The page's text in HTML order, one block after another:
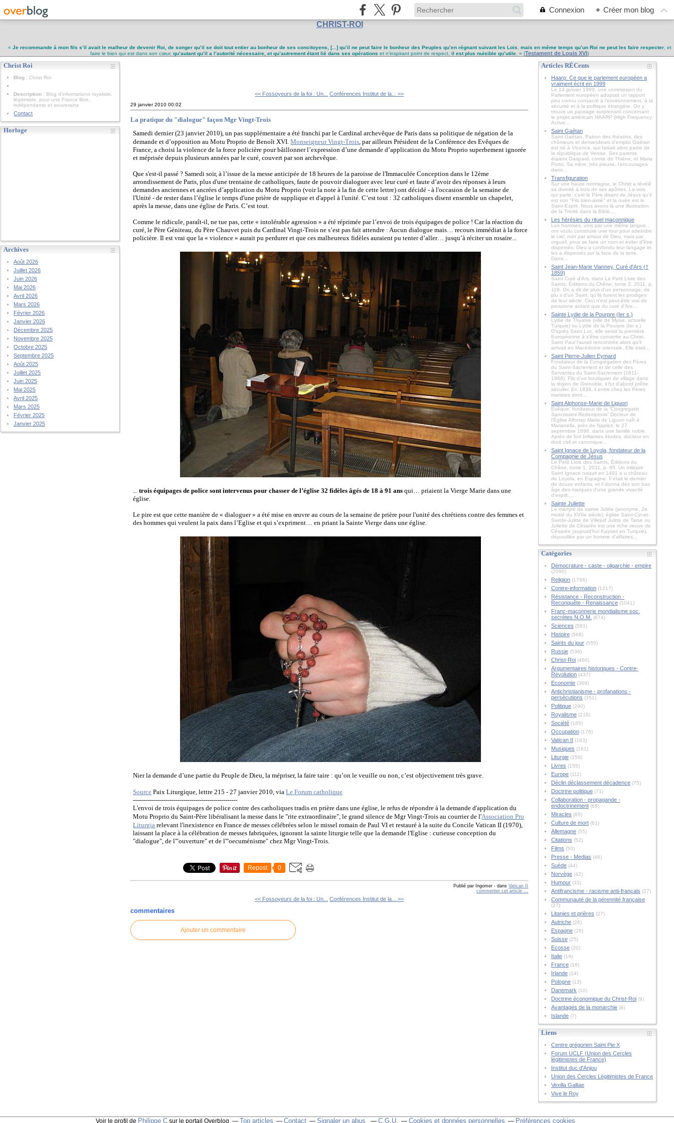
Connexion + Créer mon blog
CHRIST-ROI
« Je recommande à mon fils s’il avait le malheur de devenir Roi, de songer qu’il se doit tout entier au bonheur de ses concitoyens, [...] qu’il ne peut faire le bonheur des Peuples qu’en régnant suivant les Lois mais en même temps qu’un Roi ne peut les faire respecter, et
faire le bien qui est dans son cœur, qu’autant qu’il a l’autorité nécessaire, et qu’autrement étant lié dans ses opérations et n’inspirant point de respect, il est plus nuisible qu’utile . » (Testament de Louis XVI)
Christ Roi
Blog : Christ Roi
Description : Blog d'informations royaliste,
légitimiste, pour une France libre,
indépendante et souveraine
Contact
Horloge
Archives
Août 2026
Juillet 2026
Juin 2026
Mai 2026
Avril 2026
Mars 2026
Février 2026
Janvier 2026
Décembre 2025
Novembre 2025
Octobre 2025
Septembre 2025
Août 2025
Juillet 2025
Juin 2025
Mai 2025
Avril 2025
Mars 2025
Février 2025
Janvier 2025
<< Fossoyeurs de la foi : Un... Conférences Institut de la... >>
29 janvier 2010 00:02
La pratique du "dialogue" façon Mgr Vingt-Trois
Samedi dernier (23 janvier 2010), un pas supplémentaire a été franchi par le Cardinal archevêque de Paris dans sa politique de négation de la
demande et d’opposition au Motu Proprio de Benoît XVI.Monseigneur Vingt-Trois , par ailleurs Président de la Conférence des Evêques de
France, a choisi la violence de la force policière pour bâillonner l’expression d’une demande d’application du Motu Proprio superbement ignorée
et méprisée depuis plusieurs années par le curé, couvert par son archevêque.
Que s'est-il passé ? Samedi soir, à l’issue de la messe anticipée de 18 heures de la paroisse de l'Immaculée Conception dans le 12ème
arrondissement de Paris, plus d'une trentaine de catholiques, faute de pouvoir dialoguer avec leur curé et faute d’avoir des réponses à leurs
demandes anciennes et ancrées d’application du Motu Proprio (voir la note à la fin de cette lettre) ont décidé - à l'occasion de la semaine de
l'Unité - de rester dans l’église le temps d'une prière de supplique et d'appel à l'unité. C’est tout : 32 catholiques disent ensemble un chapelet,
après la messe, dans une église de Paris. C’est tout.
Comme le ridicule, paraît-il, ne tue pas, cette « intolérable agression » a été réprimée par l’envoi de trois équipages de police ! Car la réaction du
curé, le Père Géniteau, du Père Chauvet puis du Cardinal Vingt-Trois ne s’est pas fait attendre : Aucun dialogue mais… recours immédiat à la force
policière. Il est vrai que la « violence » aurait pu perdurer et que ces malheureux fidèles auraient pu tenter d’aller… jusqu’à réciter un rosaire...
...trois équipages de police sont intervenus pour chasser de l’église 32 fidèles âgés de 18 à 91 ans qui… priaient la Vierge Marie dans une
église.
Le pire est que cette manière de « dialoguer » a été mise en œuvre au cours de la semaine de prière pour l'unité des chrétiens contre des femmes et
des hommes qui veulent la paix dans l’Eglise et qui s’expriment… en priant la Sainte Vierge dans une église.
Nier la demande d’une partie du Peuple de Dieu, la mépriser, la faire taire : qu’on le veuille ou non, c’est objectivement très grave.
Source Paix Liturgique, lettre 215 - 27 janvier 2010, via Le Forum catholique
----------------------------------------------------
L'envoi de trois équipages de police contre des catholiques tradis en prière dans une église, le refus de répondre à la demande d'application du
Motu Proprio du Saint-Père libéralisant la messe dans le "rite extraordinaire", le grand silence de Mgr Vingt-Trois au courrier de l'Association Pro
Liturgia relevant l'inexistence en France de messes célébrées selon le missel romain de Paul VI et restauré à la suite du Concile Vatican II (1970),
laissant la place à la célébration de messes fabriquées, ignorant la sainte liturgie telle que la demande l'Eglise : curieuse conception du
"dialogue", de l'"ouverture" et de l'"oecuménisme" chez Mgr Vingt-Trois.
Repost 0
Publié par Ingomer - dansVatican II
commenter cet article
<< Fossoyeurs de la foi : Un... Conférences Institut de la... >>
commentaires
Ajouter un commentaire
Articles RÉCents
Haarp: Ce que le parlement européen a
vraiment écrit en 1999
Le 14 janvier 1999, une commission du
Parlement européen adoptait un rapport
peu connu consacré à l'environnement, à la
sécurité et à la politique étrangère. On y
trouve un passage surprenant concernant
le projet américain HAARP (High Frequency
Active...
Saint Gaétan
Saint Gaétan, Patron des théatins, des
chômeurs et demandeurs d'emploi Gaétan
est né à Vicence, qui faisait alors partie de
la république de Venise. Ses parents
étaient Gaspard, comte de Thiène, et Maria
Porto. Sa mère, très pieuse, l'encouragea
dans...
Transfiguration
Sur une haute montagne, le Christ a révélé
sa divinité à trois de ses apôtres. La voix
qui parle, c'est le Père disant de Jésus qu'il
est son "Fils bien-aimé" et la nuée est le
Saint-Esprit. Nous avons là une illustration
de la Trinité dans la Bible....
Les hérésies du rituel maçonnique
Les hommes, unis par une même langue,
ont voulu construire une tour pour atteindre
le ciel, non par amour de Dieu, mais par
orgueil, pour se faire un nom et éviter d’être
dispersés. Dieu a confondu leur langage et
les a dispersés sur la face de la terre.
Dans...
Saint Jean-Marie Vianney, Curé d'Ars (†
1859)
Saint Curé d'Ars, dans Le Petit Livre des
Saints, Éditions du Chêne, tome 2, 2011, p.
119. On a dit de plus d'un personnage, de
plu s d'un Saint, qu'ils furent les prodiges
de leur siècle. Ceci n'est peut-être vrai de
personne autant que du curé d'Ars...
Sainte Lydie de la Pourpre (Ier s.)
Lydie de Thyatire (ville de Mysie, actuelle
Turquie) ou Lydie de la Pourpre (Ier s.)
D'après Saint Luc, elle serait la première
Européenne à s'être convertie au Christ.
Saint Paul l'aurait rencontrée alors qu'il
arrivait en Macédoine orientale. Elle était...
Saint Pierre-Julien Eymard
Fondateur de la Congrégation des Pères
du Saint-Sacrement et de celle des
Servantes du Saint-Sacrement (1811-
1868). Fils d'un boutiquier de village dans
la région de Grenoble, il fut d'abord prêtre
séculier. En 1839, il entre chez les Pères
maristes dont...
Saint Alphonse-Marie de Liguori
Évêque, fondateur de la “Congregatio
Sanctissimi Redemptoris” Docteur de
l'Église Alfonso Maria de Liguori naît à
Marianella, près de Naples, le 27
septembre 1696, dans une famille noble.
Après de fort brillantes études, docteur en
droit civil et canonique...
Saint Ignace de Loyola, fondateur de la
Compagnie de Jésus
Le Petit Livre des Saints, Éditions du
Chêne, tome 1, 2011, p. 85. Un militaire
Saint Ignace naquit en 1491 a u château
de Loyola, en Espagne. Il était le dernier
de douze enfants, et il donna dès son bas
âge des marques d'une grande vivacité
d'esprit....
Sainte Juliette
Le martyre de sainte Julitte (anonyme, 2e
moitié du XVIIe siècle), église Saint-Cyr-et-
Sainte-Julitte de Villejuif Julitte de Tarse ou
Juliette de Césarée est une riche veuve de
Césarée (aujourd'hui Kayseri en Turquie),
dépouillée par un homme d'affaires...
Catégories
Démocrature - caste - oligarchie - empire
(2090)
Religion(1796)
Contre-information(1217)
Résistance - Reconstruction -
Reconquête - Renaissance(1041)
Franc-maçonnerie mondialisme soc.
secrètes N.O.M. (674)
Sciences (581)
Histoire(568)
Saints du jour(555)
Russie(538)
Christ-Roi(460)
Argumentaires historiques - Contre-
Révolution(437)
Economie(369)
Antichristianisme - profanations -
persécutions (351)
Politique(290)
Royalisme(216)
Société(185)
Occupation(176)
Vatican II (163)
Musiques (161)
Liturgie(159)
Livres (155)
Europe(111)
Déclin déclassement décadence(75)
Doctrine politique(71)
Collaboration - propagande -
endoctrinement(68)
Miracles (65)
Culture de mort(61)
Allemagne(55)
Citations (52)
Films (50)
Presse - Medias (46)
Suède(44)
Norvège(42)
Humour(33)
Antifrancisme - racisme anti-français (27)
Communauté de la pérennité française
(27)
Litanies et prières (27)
Autriche(26)
Espagne(26)
Suisse(25)
Ecosse(20)
Italie(19)
France(18)
Irlande(14)
Pologne(13)
Danemark (10)
Doctrine économique du Christ-Roi(9)
Avantages de la monarchie(8)
Islande(7)
Liens
Centre grégorien Saint Pie X
Forum UCLF (Union des Cercles
légitimistes de France)
Institut duc d'Anjou
Union des Cercles Légitimistes de France
Vexilla Galliae
Vive le Roy
Voir le profil de Philippe C sur le portail Overblog Top articles Contact Signaler un abus C.G.U. Cookies et données personnelles Préférences cookies